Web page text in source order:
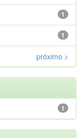
1
1
próximo >
1